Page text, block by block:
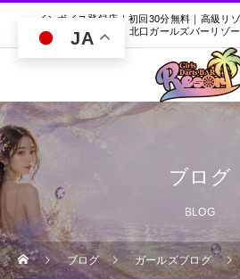
インボイス登録店｜初回30分無料｜高級リ
口・北口ガールズバーリゾ
ブログ
BLOG
ブログ ガールズブログ
JA